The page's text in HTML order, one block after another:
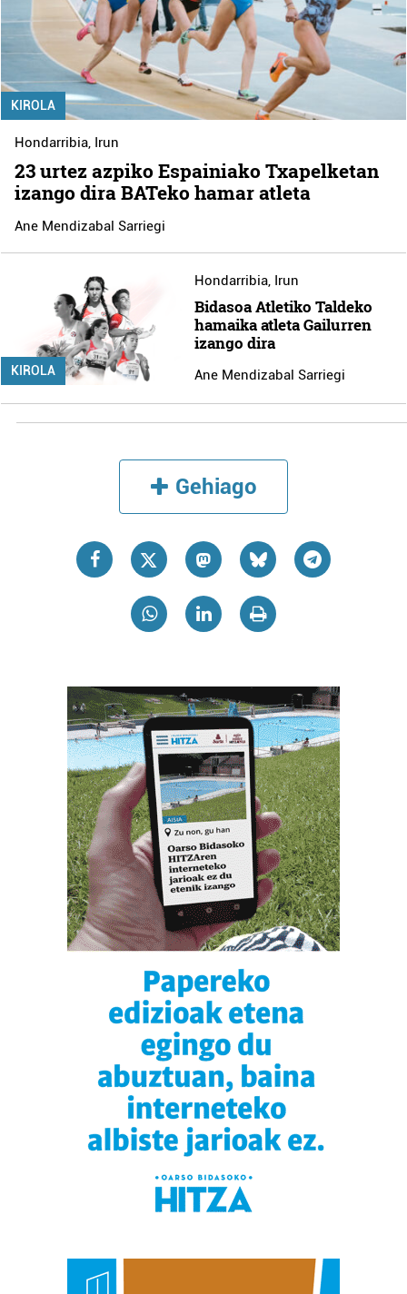
KIROLA
Hondarribia, Irun
23 urtez azpiko Espainiako Txapelketan
izango dira BATeko hamar atleta
Ane Mendizabal Sarriegi
KIROLA
Hondarribia, Irun
Bidasoa Atletiko Taldeko
hamaika atleta Gailurren
izango dira
Ane Mendizabal Sarriegi
Gehiago